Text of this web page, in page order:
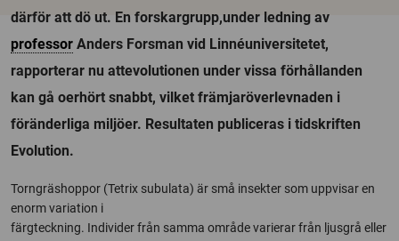
därför att dö ut. En forskargrupp,under ledning av
professor Anders Forsman vid Linnéuniversitetet,
rapporterar nu attevolutionen under vissa förhållanden
kan gå oerhört snabbt, vilket främjaröverlevnaden i
föränderliga miljöer. Resultaten publiceras i tidskriften
Evolution.
Torngräshoppor (Tetrix subulata) är små insekter som uppvisar en
enorm variation i
färgteckning. Individer från samma område varierar från ljusgrå eller